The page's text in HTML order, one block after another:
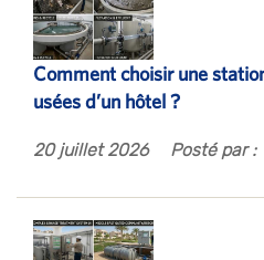
Comment choisir une
usées d’un hôtel ?
20 juillet 2026 Posté par :